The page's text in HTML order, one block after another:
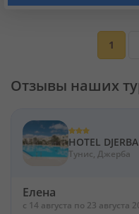
1
Отзывы наших
HOTEL
Тунис, Джерба
Елена
c 14 августа по 23 августа